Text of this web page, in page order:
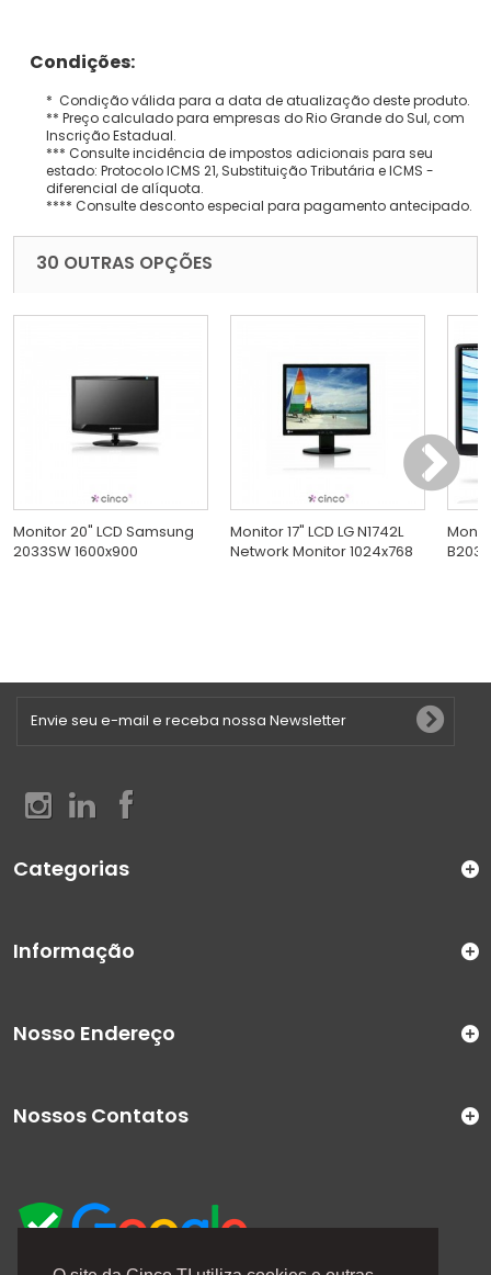
Condições:
* Condição válida para a data de atualização deste produto.
** Preço calculado para empresas do Rio Grande do Sul, com
Inscrição Estadual.
*** Consulte incidência de impostos adicionais para seu
estado: Protocolo ICMS 21, Substituição Tributária e ICMS -
diferencial de alíquota.
**** Consulte desconto especial para pagamento antecipado.
30 OUTRAS OPÇÕES
Monitor 20" LCD Samsung
2033SW 1600x900
Monitor 17" LCD LG N1742L
Network Monitor 1024x768
Categorias
Informação
Nosso Endereço
Nossos Contatos